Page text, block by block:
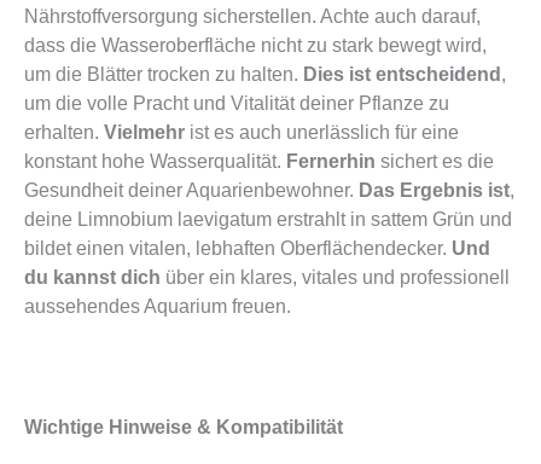
Nährstoffversorgung sicherstellen. Achte auch darauf,
dass die Wasseroberfläche nicht zu stark bewegt wird,
um die Blätter trocken zu halten. Dies ist entscheidend ,
um die volle Pracht und Vitalität deiner Pflanze zu
erhalten. Vielmehr ist es auch unerlässlich für eine
konstant hohe Wasserqualität. Fernerhin sichert es die
Gesundheit deiner Aquarienbewohner. Das Ergebnis ist,
deine Limnobium laevigatum erstrahlt in sattem Grün und
bildet einen vitalen, lebhaften Oberflächendecker. Und
du kannst dich über ein klares, vitales und professionell
aussehendes Aquarium freuen.
Wichtige Hinweise & Kompatibilität